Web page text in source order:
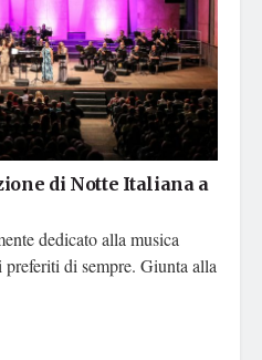
di Notte Italiana a
dedicato alla musica
di sempre. Giunta alla